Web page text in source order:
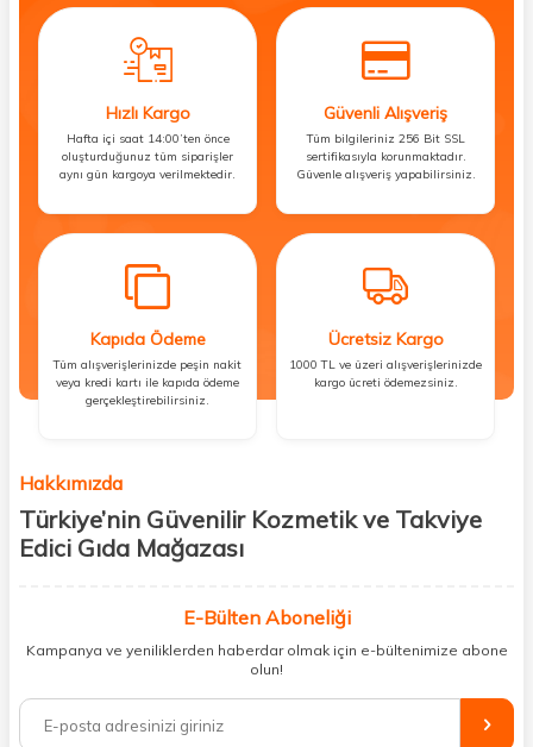
Hızlı Kargo
Hafta içi saat 14:00’ten önce
oluşturduğunuz tüm siparişler
aynı gün kargoya verilmektedir.
Güvenli Alışveriş
Tüm bilgileriniz 256 Bit SSL
sertifikasıyla korunmaktadır.
Güvenle alışveriş yapabilirsiniz.
Kapıda Ödeme
Tüm alışverişlerinizde peşin nakit
veya kredi kartı ile kapıda ödeme
gerçekleştirebilirsiniz.
Ücretsiz Kargo
1000 TL ve üzeri alışverişlerinizde
kargo ücreti ödemezsiniz.
Hakkımızda
Türkiye’nin Güvenilir Kozmetik ve Takviye
Edici Gıda Mağazası
kişisel bakım hem de takviye edici gıda ürünlerini sizlerle
buluşturuyoruz. Artık mağaza mağaza dolaşmanıza gerek yok;
ihtiyacınız olan her şeyi tek bir çatı altında topluyor ve kapınıza kadar
%100 orijinal kozmetik ve sağlık ürünleriyle güzelliğinizi tamamlayabilir,
vücudunuzu desteklemek için güvenilir takviye edici gıdalara
E-Bülten Aboneliği
Kampanya ve yeniliklerden haberdar olmak için e-bültenimize abone
olun!